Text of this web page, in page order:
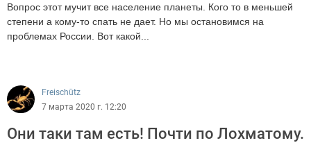
Вопрос этот мучит все население планеты. Кого то в меньшей
степени а кому-то спать не дает. Но мы остановимся на
проблемах России. Вот какой...
Freischütz
7 марта 2020 г. 12:20
Они таки там есть! Почти по Лохматому.